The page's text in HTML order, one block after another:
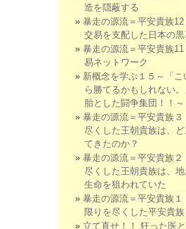
造を隠蔽する
暴走の源流＝平安貴族
交易を支配した日本の
暴走の源流＝平安貴族
易ネットワーク
新概念を学ぶ１５～「
ら勝てるかもしれない
胎とした闘争集団！！～
暴走の源流＝平安貴族
尽くした王朝貴族は、
てきたのか？
暴走の源流＝平安貴族
尽くした王朝貴族は、
生命を狙われていた
暴走の源流＝平安貴族
限りを尽くした平安貴族
立て直せ！！ 狂った